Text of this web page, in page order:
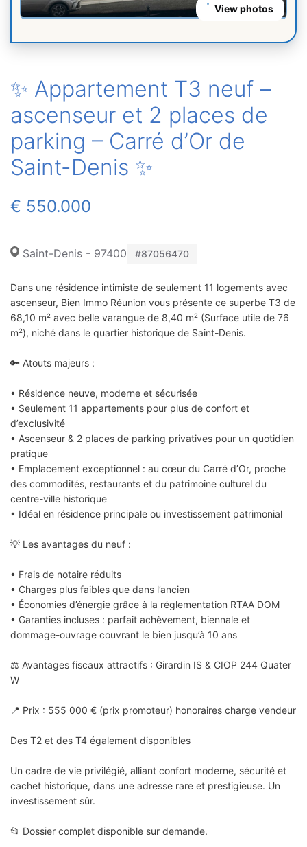
View photos
✨ Appartement T3 neuf –
ascenseur et 2 places de
parking – Carré d’Or de
Saint-Denis ✨
€ 550.000
Saint-Denis - 97400 #87056470
Dans une résidence intimiste de seulement 11 logements avec
ascenseur, Bien Immo Réunion vous présente ce superbe T3 de
68,10 m² avec belle varangue de 8,40 m² (Surface utile de 76
m²), niché dans le quartier historique de Saint-Denis.
🔑 Atouts majeurs :
• Résidence neuve, moderne et sécurisée
• Seulement 11 appartements pour plus de confort et
d’exclusivité
• Ascenseur & 2 places de parking privatives pour un quotidien
pratique
• Emplacement exceptionnel : au cœur du Carré d’Or, proche
des commodités, restaurants et du patrimoine culturel du
centre-ville historique
• Idéal en résidence principale ou investissement patrimonial
💡 Les avantages du neuf :
• Frais de notaire réduits
• Charges plus faibles que dans l’ancien
• Économies d’énergie grâce à la réglementation RTAA DOM
• Garanties incluses : parfait achèvement, biennale et
dommage-ouvrage couvrant le bien jusqu’à 10 ans
⚖️ Avantages fiscaux attractifs : Girardin IS & CIOP 244 Quater
W
📍 Prix : 555 000 € (prix promoteur) honoraires charge vendeur
Des T2 et des T4 également disponibles
Un cadre de vie privilégié, alliant confort moderne, sécurité et
cachet historique, dans une adresse rare et prestigieuse. Un
investissement sûr.
📂 Dossier complet disponible sur demande.